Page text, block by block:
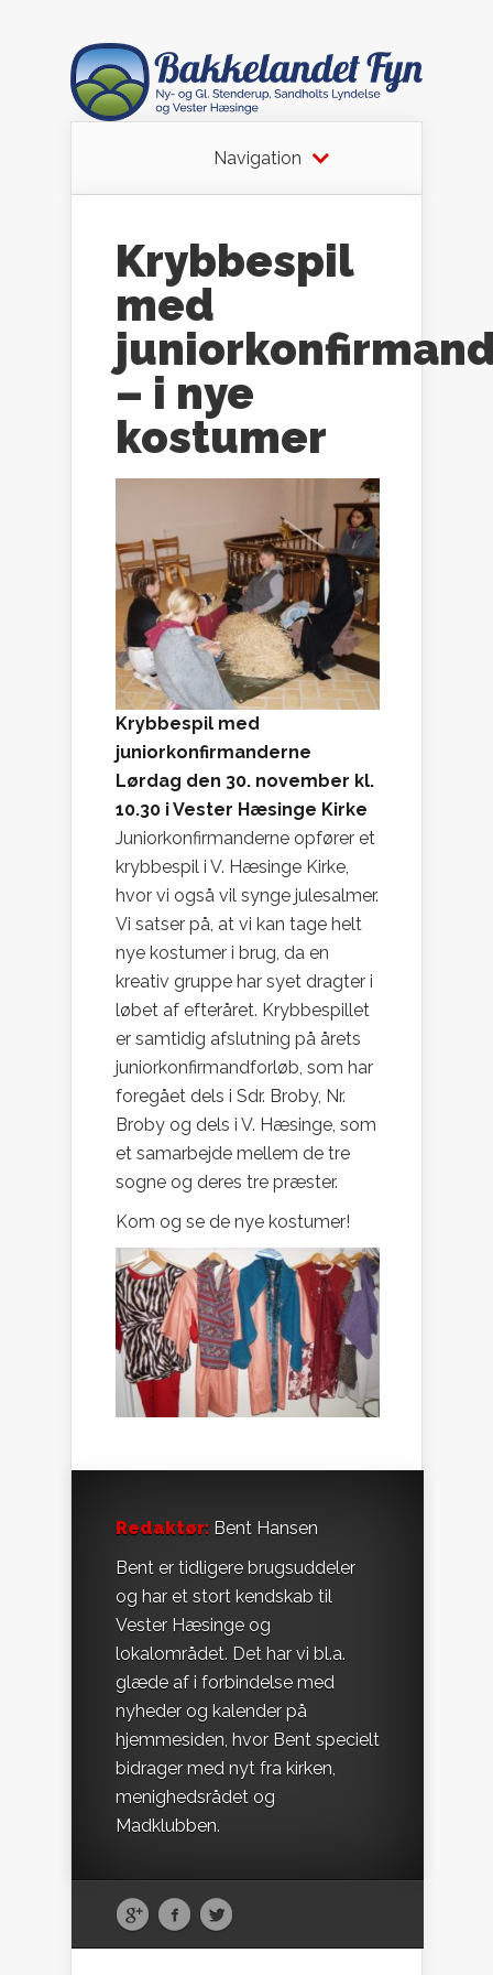
Navigation
Krybbespil
med
– i nye
kostumer
Krybbespil med
juniorkonfirmanderne
Lørdag den 30. november kl.
10.30 i Vester Hæsinge Kirke
Juniorkonfirmanderne opfører et
krybbespil i V. Hæsinge Kirke,
hvor vi også vil synge julesalmer.
Vi satser på, at vi kan tage helt
nye kostumer i brug, da en
kreativ gruppe har syet dragter i
løbet af efteråret. Krybbespillet
er samtidig afslutning på årets
juniorkonfirmandforløb, som har
foregået dels i Sdr. Broby, Nr.
Broby og dels i V. Hæsinge, som
et samarbejde mellem de tre
sogne og deres tre præster.
Kom og se de nye kostumer!
Redaktør: Bent Hansen
Bent er tidligere brugsuddeler
og har et stort kendskab til
Vester Hæsinge og
lokalområdet. Det har vi bl.a.
glæde af i forbindelse med
nyheder og kalender på
hjemmesiden, hvor Bent specielt
bidrager med nyt fra kirken,
menighedsrådet og
Madklubben.